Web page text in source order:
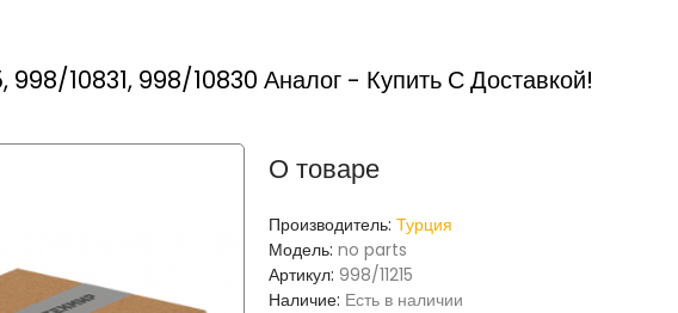
998/10831, 998/10830 Аналог - Купить С Доставкой!
О товаре
Производитель:Турция
Модель:no parts
Артикул:998/11215
Наличие: Есть в наличии